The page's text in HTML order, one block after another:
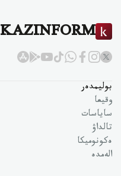
KAZINFORM
بوليمدەر
وقيعا
ساياسات
تالداۋ
ەكونوميكا
الەمدە